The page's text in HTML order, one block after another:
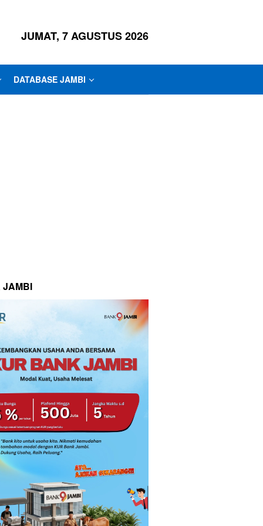
JUMAT, 7 AGUSTUS 2026
DATABASE JAMBI